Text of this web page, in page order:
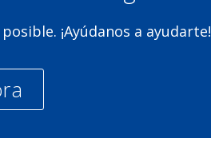
¡Ayúdanos a ayudarte!